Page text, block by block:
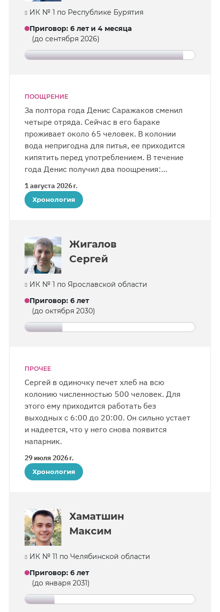
ИК № 1 по Республике Бурятия
Приговор: 6 лет и 4 месяца
(до сентября 2026)
ПООЩРЕНИЕ
За полтора года Денис Саражаков сменил
четыре отряда. Сейчас в его бараке
проживает около 65 человек. В колонии
вода непригодна для питья, ее приходится
кипятить перед употреблением. В течение
года Денис получил два поощрения:
и за третье место в турнире по настольному
теннису — начальник колонии лично вручил
верующего: в сувенирном цехе
он изготавливает нарды, шахматы
и шкатулки.
1 августа 2026 г.
Хронология
Жигалов
Сергей
ИК № 1 по Ярославской области
Приговор: 6 лет
(до октября 2030)
ПРОЧЕЕ
Сергей в одиночку печет хлеб на всю
колонию численностью 500 человек. Для
этого ему приходится работать без
выходных с 6:00 до 20:00. Он сильно устает
и надеется, что у него снова появится
напарник.
29 июля 2026 г.
Хронология
Хаматшин
Максим
ИК № 11 по Челябинской области
Приговор: 6 лет
(до января 2031)